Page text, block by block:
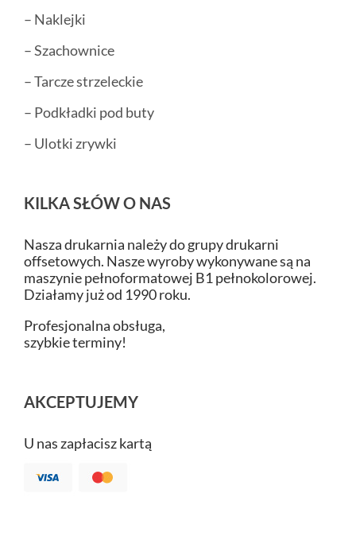
– Naklejki
– Szachownice
– Tarcze strzeleckie
– Podkładki pod buty
– Ulotki zrywki
KILKA SŁÓW O NAS
Nasza drukarnia należy do grupy drukarni
offsetowych. Nasze wyroby wykonywane są na
maszynie pełnoformatowej B1 pełnokolorowej.
Działamy już od 1990 roku.
Profesjonalna obsługa,
szybkie terminy!
AKCEPTUJEMY
U nas zapłacisz kartą